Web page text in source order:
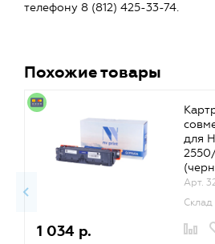
телефону 8 (812) 425-33-74.
Похожие товары
для
Арт.
Склад
1 034 р.